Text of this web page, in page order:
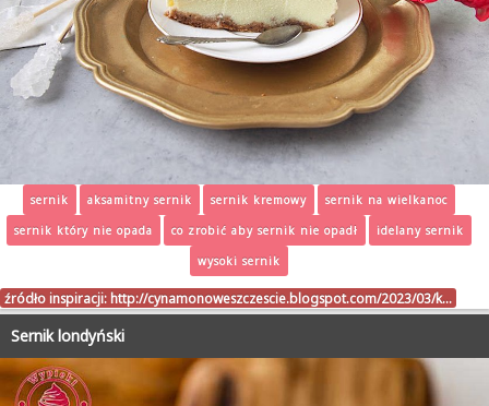
sernik aksamitny sernik sernik kremowy
sernik na wielkanoc
sernik który nie opada
co zrobić aby sernik nie opadł
idelany sernik
wysoki sernik
źródło inspiracji: http://cynamonoweszczescie.blogspot.com/2023/03/k…
Sernik londyński